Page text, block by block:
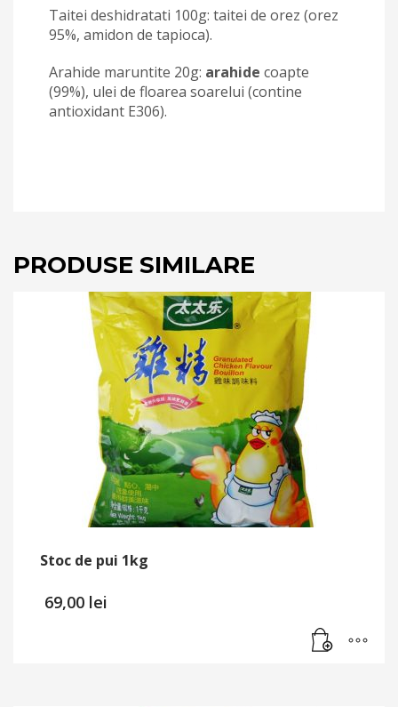
Taitei deshidratati 100g: taitei de orez (orez
95%, amidon de tapioca).
Arahide maruntite 20g: arahide coapte
(99%), ulei de floarea soarelui (contine
antioxidant E306).
PRODUSE SIMILARE
Stoc de pui 1kg
69,00 lei